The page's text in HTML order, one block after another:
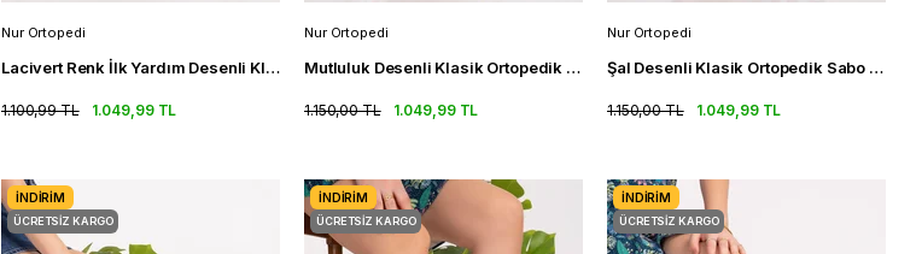
Nur Ortopedi
Lacivert Renk İlk Yardım Desenli Klasik Ortopedik Sabo Terlik
1.049,99 TL
1.100,99 TL
Nur Ortopedi
Mutluluk Desenli Klasik Ortopedik Sabo Terlik Kadın Doktor Terlikleri
1.049,99 TL
1.150,00 TL
Nur Ortopedi
Şal Desenli Klasik Ortopedik Sabo Terlik Kadın Doktor Terlikleri
1.049,99 TL
1.150,00 TL
İNDIRIM
ÜCRETSIZ KARGO
İNDIRIM
ÜCRETSIZ KARGO
İNDIRIM
ÜCRETSIZ KARGO